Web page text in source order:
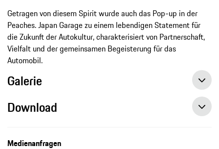
Getragen von diesem Spirit wurde auch das Pop-up in der
Peaches. Japan Garage zu einem lebendigen Statement für
die Zukunft der Autokultur, charakterisiert von Partnerschaft,
Vielfalt und der gemeinsamen Begeisterung für das
Automobil.
Galerie
Download
Medienanfragen